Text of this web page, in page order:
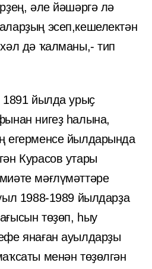
әле йәшәргә лә
эсеп,кешелектән
дә ҡалманы,- тип
1891 йылда урыҫ
нигеҙ һалына,
егерменсе йылдарында
Курасов утары
мәғлүмәттәре
1988-1989 йылдарҙа
төҙөп, һыу
янаған ауылдарҙы
менән төҙөлгән